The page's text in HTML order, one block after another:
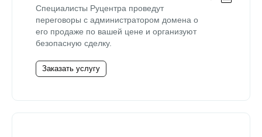
Специалисты Руцентра проведут
переговоры с администратором домена о
его продаже по вашей цене и организуют
безопасную сделку.
Заказать услугу